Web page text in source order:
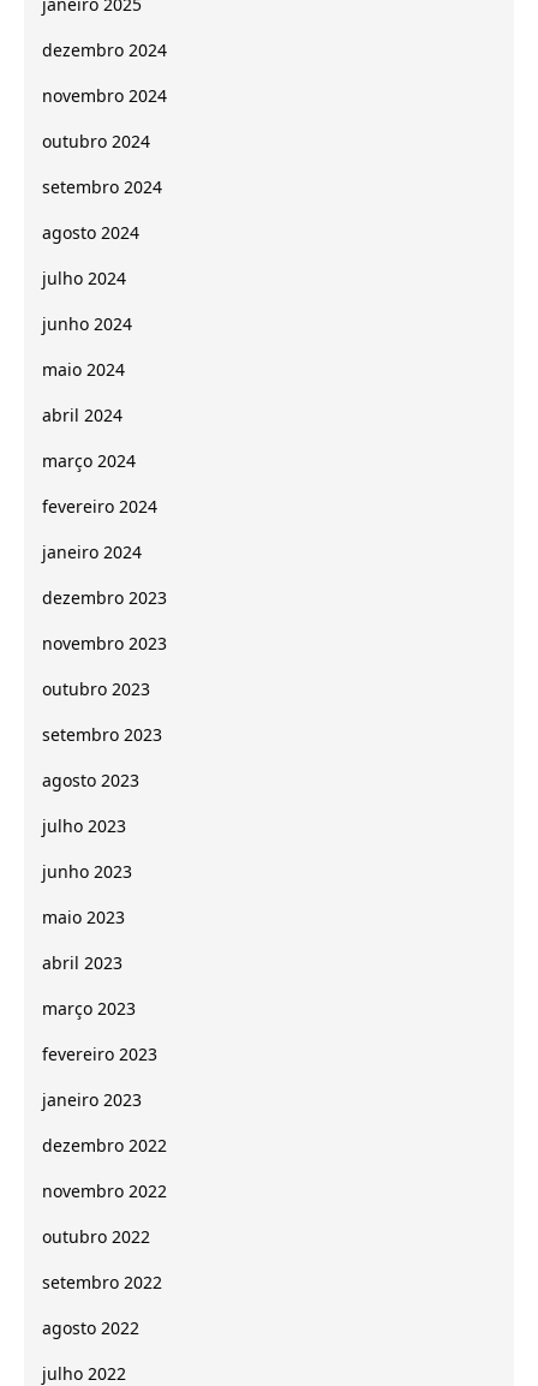
dezembro 2024
novembro 2024
outubro 2024
setembro 2024
agosto 2024
julho 2024
junho 2024
maio 2024
abril 2024
março 2024
fevereiro 2024
janeiro 2024
dezembro 2023
novembro 2023
outubro 2023
setembro 2023
agosto 2023
julho 2023
junho 2023
maio 2023
abril 2023
março 2023
fevereiro 2023
janeiro 2023
dezembro 2022
novembro 2022
outubro 2022
setembro 2022
agosto 2022
julho 2022